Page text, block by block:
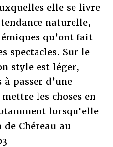
elle se livre
naturelle,
qu’ont fait
spectacles. Sur le
style est léger,
passer d’une
les choses en
lorsqu'elle
Chéreau au